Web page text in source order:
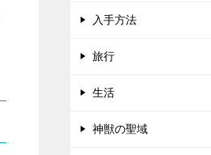
入手方法
旅行
生活
神獣の聖域